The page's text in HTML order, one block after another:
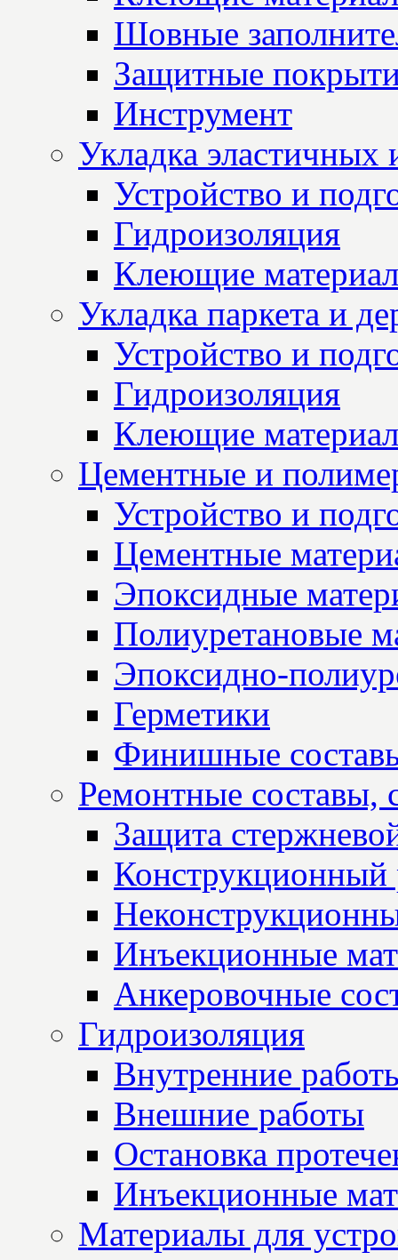
Шовные
Защитные
Инструмент
Укладка
Устройство и
Гидроизоляция
Клеющие
Укладка паркета и
Устройство и
Гидроизоляция
Клеющие
Цементные и
Устройство и
Цементные
Эпоксидные
Полиуретановые
Эпоксидно-
Герметики
Финишные
Ремонтные составы,
Защита
Конструкционный
Инъекционные
Анкеровочные
Гидроизоляция
Внутренние
Внешние работы
Остановка
Инъекционные
Материалы для